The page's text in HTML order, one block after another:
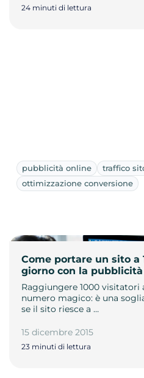
24 minuti di lettura
pubblicità online traffico
ottimizzazione conversione
Come portare un sito a
giorno con la pubblicità
Raggiungere 1000 visitatori
numero magico: è una
se il sito riesce a …
15 dicembre 2015
23 minuti di lettura